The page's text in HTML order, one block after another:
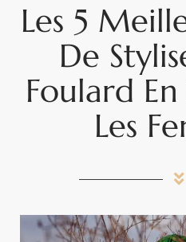
Les 5
De
Foulard
Les